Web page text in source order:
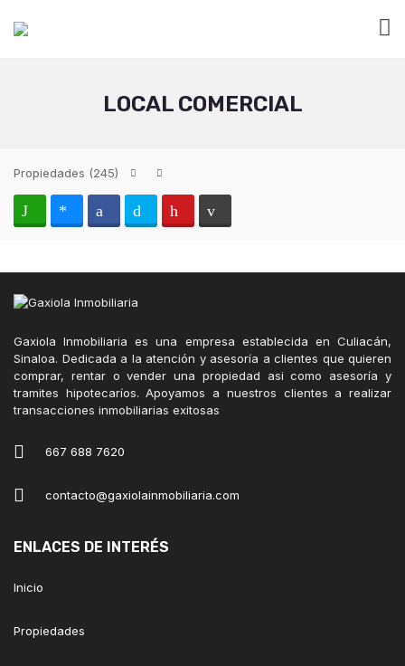
LOCAL COMERCIAL
Propiedades (245)
Gaxiola Inmobiliaria es una empresa establecida en Culiacán,
Sinaloa. Dedicada a la atención y asesoría a clientes que quieren
comprar, rentar o vender una propiedad asi como asesoría y
tramites hipotecaríos. Apoyamos a nuestros clientes a realizar
transacciones inmobiliarias exitosas
667 688 7620
contacto@gaxiolainmobiliaria.com
ENLACES DE INTERÉS
Inicio
Propiedades